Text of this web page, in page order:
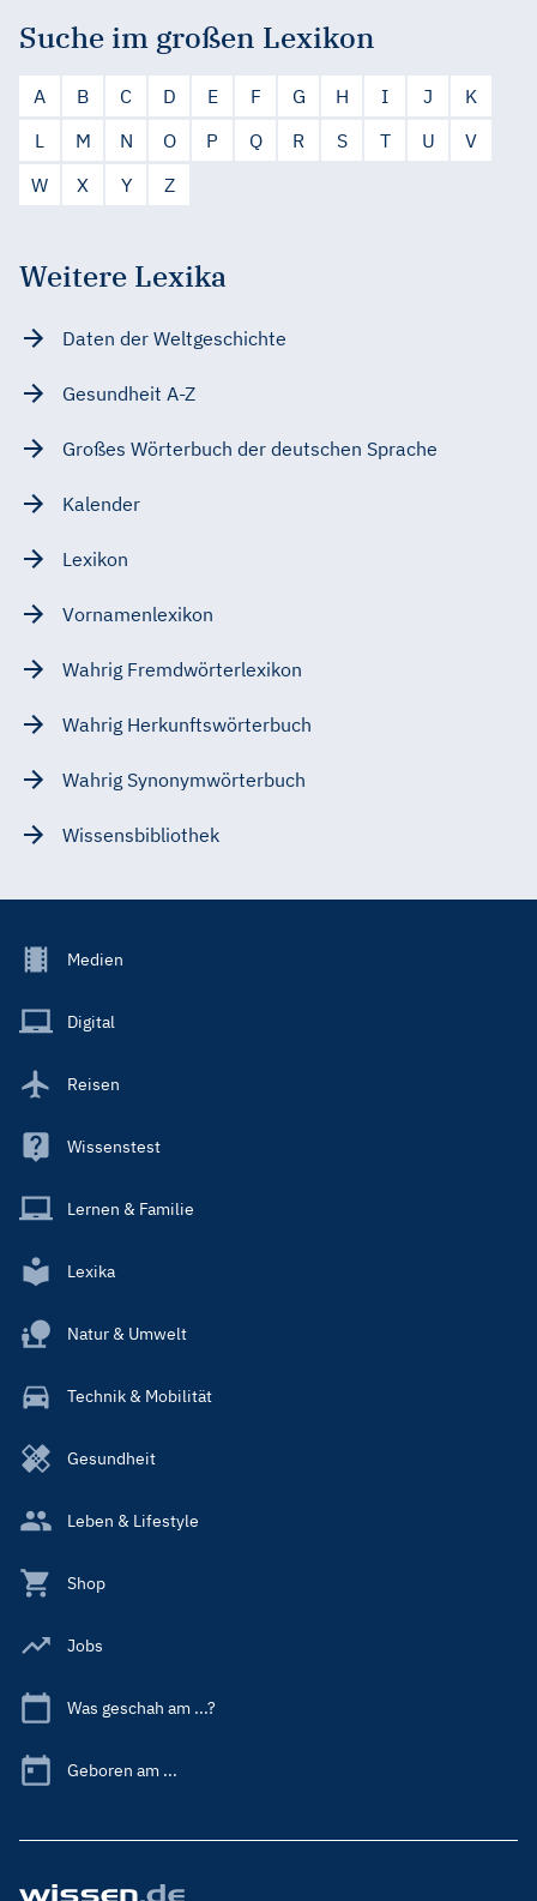
Suche im großen Lexikon
A B C D E F G H I J
K
L
M N O P Q R S T U
V
W
X Y Z
Weitere Lexika
Daten der Weltgeschichte
Gesundheit A-Z
Großes Wörterbuch der deutschen Sprache
Kalender
Lexikon
Vornamenlexikon
Wahrig Fremdwörterlexikon
Wahrig Herkunftswörterbuch
Wahrig Synonymwörterbuch
Wissensbibliothek
Footer
Main
Medien
Digital
Reisen
Wissenstest
Lernen & Familie
Lexika
Natur & Umwelt
Technik & Mobilität
Gesundheit
Leben & Lifestyle
Shop
Jobs
Was geschah am ...?
Geboren am ...